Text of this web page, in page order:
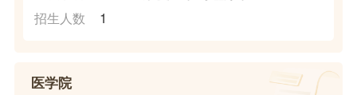
招生人数 1
医学院